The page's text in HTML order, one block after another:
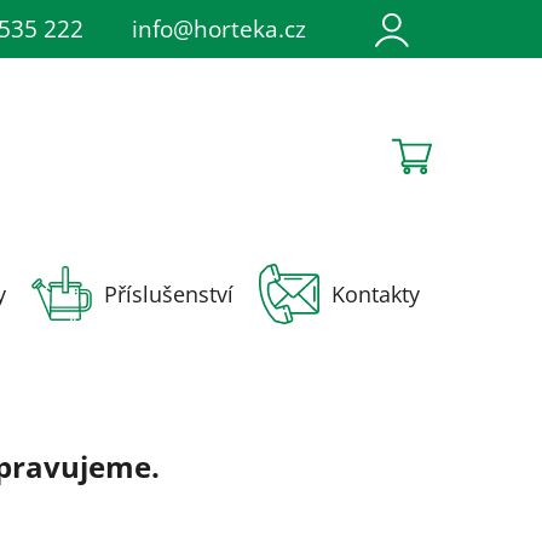
Napište nám Soutěže
222 info@horteka.cz
NÁKUPNÍ
Příslušenství Kontakty